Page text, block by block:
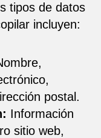
tipos de datos
incluyen:
postal.
Información
sitio web,